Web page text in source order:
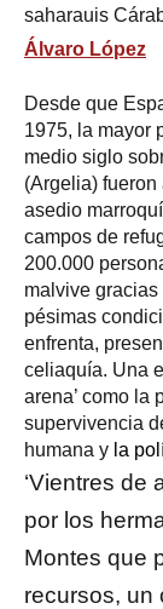
saharauis
Álvaro López
Desde que
1975, la mayor
medio siglo
(Argelia) fueron
asedio
campos de
200.000
malvive
pésimas
enfrenta,
celiaquía. Una
arena’ como la
supervivencia
humana y la
‘Vientres de
por los
Montes que
recursos, un